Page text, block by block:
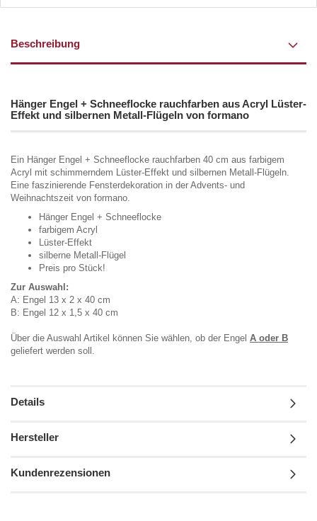
Beschreibung
Hänger Engel + Schneeflocke rauchfarben aus Acryl Lüster-
Effekt und silbernen Metall-Flügeln von formano
Ein Hänger Engel + Schneeflocke rauchfarben 40 cm aus farbigem
Acryl mit schimmerndem Lüster-Effekt und silbernen Metall-Flügeln.
Eine faszinierende Fensterdekoration in der Advents- und
Weihnachtszeit von formano.
Hänger Engel + Schneeflocke
farbigem Acryl
Lüster-Effekt
silberne Metall-Flügel
Preis pro Stück!
Zur Auswahl:
A: Engel 13 x 2 x 40 cm
B: Engel 12 x 1,5 x 40 cm
Über die Auswahl Artikel können Sie wählen, ob der Engel A oder B
geliefert werden soll.
Details
Hersteller
Kundenrezensionen